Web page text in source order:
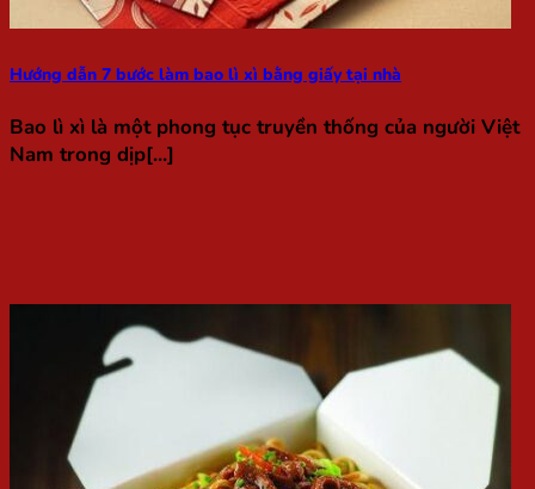
Hướng dẫn 7 bước làm bao lì xì bằng giấy tại nhà
Bao lì xì là một phong tục truyền thống của người Việt
Nam trong dịp[...]